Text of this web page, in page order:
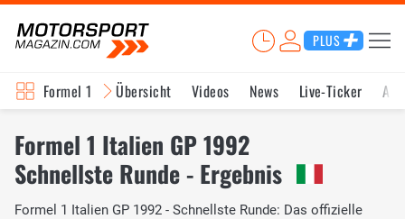
PLUS
Formel 1 Übersicht Videos News Live-Ticker
Formel 1 Italien GP 1992
Schnellste Runde - Ergebnis
Formel 1 Italien GP 1992 - Schnellste Runde: Das offizielle